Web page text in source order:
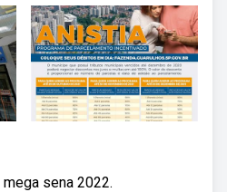
sena 2022.